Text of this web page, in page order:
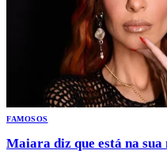
FAMOSOS
Maiara diz que está na